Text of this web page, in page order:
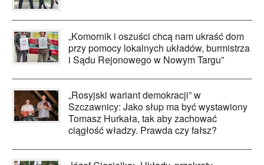
„Komornik i oszuści chcą nam ukraść dom
przy pomocy lokalnych układów, burmistrza
i Sądu Rejonowego w Nowym Targu”
„Rosyjski wariant demokracji” w
Szczawnicy: Jako słup ma być wystawiony
Tomasz Hurkała, tak aby zachować
ciągłość władzy. Prawda czy fałsz?